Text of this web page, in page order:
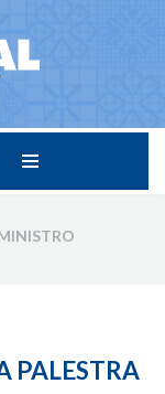
PALESTRA